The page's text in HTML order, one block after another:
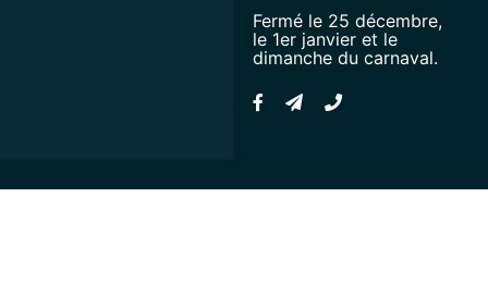
Fermé le 25 décembre,
le 1er janvier et le
dimanche du carnaval.